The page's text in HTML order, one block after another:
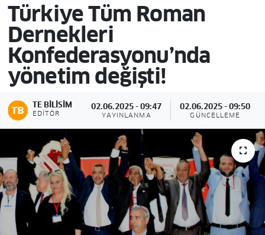
Türkiye Tüm Roman
Dernekleri
Konfederasyonu’nda
yönetim değişti!
TE BILISIM
EDITÖR
02.06.2025 - 09:47
YAYINLANMA
02.06.2025 - 09:50
GÜNCELLEME
Son Dakika Haberleri
Haber Arşivi